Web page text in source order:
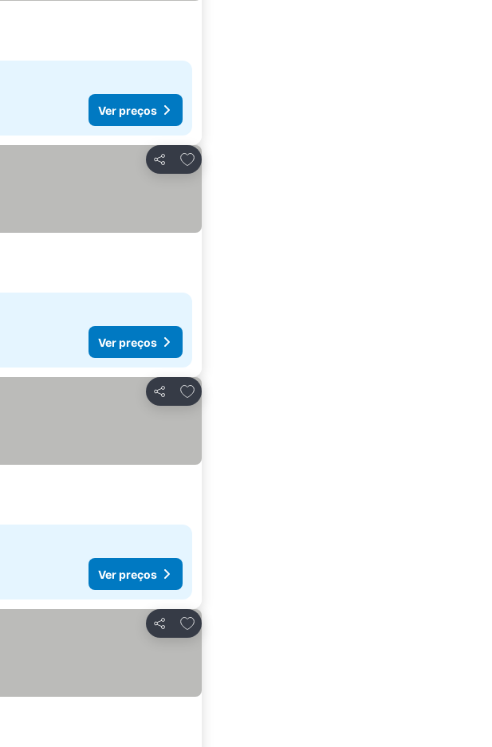
Ver preços
Partilhar
Adicionar aos favoritos
Ver preços
Partilhar
Adicionar aos favoritos
Ver preços
Partilhar
Adicionar aos favoritos